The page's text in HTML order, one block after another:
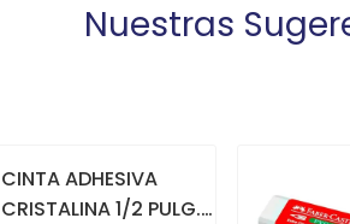
Nuestras
CINTA ADHESIVA
CRISTALINA 1/2 PULG.